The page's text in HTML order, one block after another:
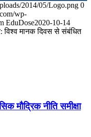
2026
2026
2014/05/Logo.png 0
wp-
EduDose2020-10-14
विश्व मानक दिवस से संबंधित
मौद्रिक नीति समीक्षा